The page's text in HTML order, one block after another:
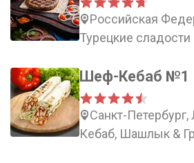
Российская
Турецкие
Шеф-Кебаб №1
Санкт-
Кебаб, Шашлык &